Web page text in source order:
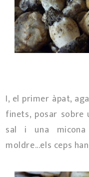
I, el primer àpat,
finets, posar sobre
sal i una
moldre...els ceps